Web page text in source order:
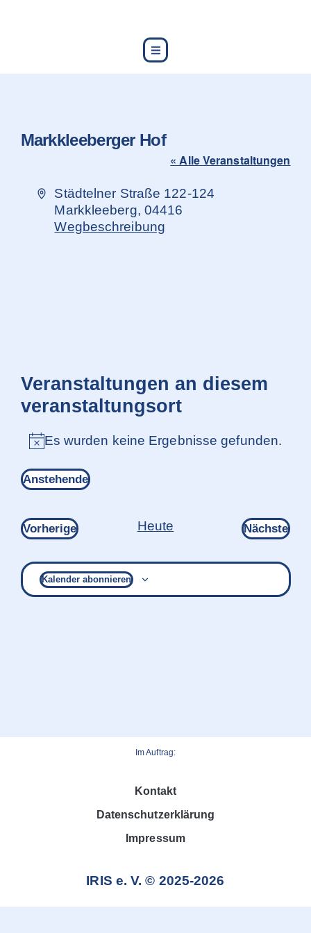
Markkleeberger Hof
« Alle Veranstaltungen
Adresse
Städtelner Straße 122-124
Markkleeberg, 04416
Wegbeschreibung
Veranstaltungen an diesem
veranstaltungsort
Hinweis
Es wurden keine Ergebnisse gefunden.
Anstehende
VorherigeVeranstaltungen
Heute Nächste
Kalender abonnieren
Im Auftrag:
Kontakt
Datenschutzerklärung
Impressum
IRIS e. V. © 2025-2026